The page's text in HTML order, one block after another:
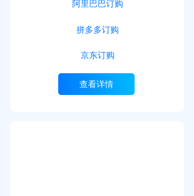
查看详情
京东订购
阿里巴巴订购
拼多多订购